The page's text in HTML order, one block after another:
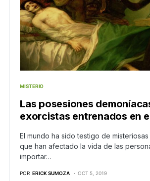
MISTERIO
Las posesiones
exorcistas entrenados en
El mundo ha sido testigo de
que han afectado la vida de las
importar…
POR ERICK SUMOZA OCT 5, 2019